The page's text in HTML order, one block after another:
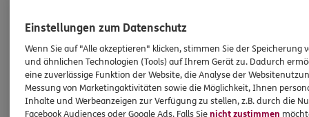
ERGO Berater kontaktieren
Einstellungen zum Datenschutz
Wenn Sie auf "Alle akzeptieren" klicken, stimmen Sie der Speicherung
und ähnlichen Technologien (Tools) auf Ihrem Gerät zu. Dadurch
eine zuverlässige Funktion der Website, die Analyse der
Messung von Marketingaktivitäten sowie die Möglichkeit, Ihnen
Inhalte und Werbeanzeigen zur Verfügung zu stellen, z.B. durch die
Facebook Audiences oder Google Ads. Falls Sienicht zustimmen